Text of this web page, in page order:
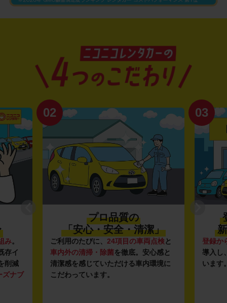
み。
存イ
削減
ズナブ
02
プロ品質の
「安心・安全・清潔」
ご利用のたびに、 24項目の車両点検と
車内外の清掃・除菌を徹底。安心感と
清潔感を感じていただける車内環境に
こだわっています。
03
登録か
導入し
います